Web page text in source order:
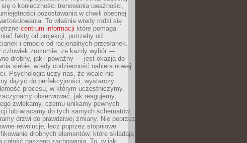
się o konieczności trenowania uważności,
pozostawania w chwili obecnej
To właśnie wtedy rodzi się
centrum informacji które pomaga
fakty od projekcji, potrzeby od
i emocje od racjonalnych przesłanek.
człowiek zrozumie, że każdy wybór —
drobny, jak i poważny — jest okazją do
siebie, wtedy codzienność nabiera nowej
Psychologia uczy nas, że wcale nie
dążyć do perfekcyjności; wystarczy
procesu, w którym uczestniczymy.
obserwować, jak reagujemy,
zwlekamy, czemu unikamy pewnych
lub wracamy do tych samych schematów,
drzwi do prawdziwej zmiany. Nie poprzez
rewolucje, lecz poprzez stopniowe
drobnych elementów, które składają
całość naszego zachowania. To, w jaki